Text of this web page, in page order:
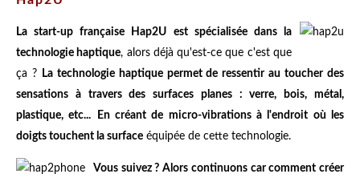
La start-up française Hap2U est spécialisée dans la
technologie haptique, alors déjà qu'est-ce que c'est que
ça ?
La technologie haptique permet de ressentir au toucher des
sensations à travers des surfaces planes : verre, bois, métal,
plastique, etc...
En créant de micro-vibrations à l'endroit où les
doigts touchent la surface équipée de cette technologie.
Vous suivez ? Alors continuons car comment créer